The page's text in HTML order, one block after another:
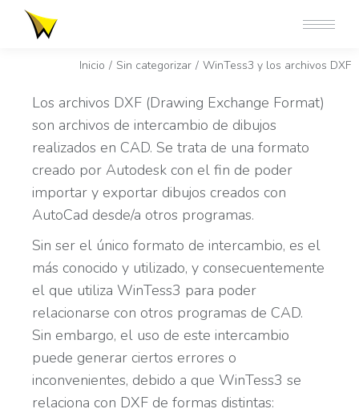
Inicio Sin categorizar WinTess3 y los archivos DXF
Los archivos DXF (Drawing Exchange Format)
son archivos de intercambio de dibujos
realizados en CAD. Se trata de una formato
creado por Autodesk con el fin de poder
importar y exportar dibujos creados con
AutoCad desde/a otros programas.
Sin ser el único formato de intercambio, es el
más conocido y utilizado, y consecuentemente
el que utiliza WinTess3 para poder
relacionarse con otros programas de CAD.
Sin embargo, el uso de este intercambio
puede generar ciertos errores o
inconvenientes, debido a que WinTess3 se
relaciona con DXF de formas distintas: